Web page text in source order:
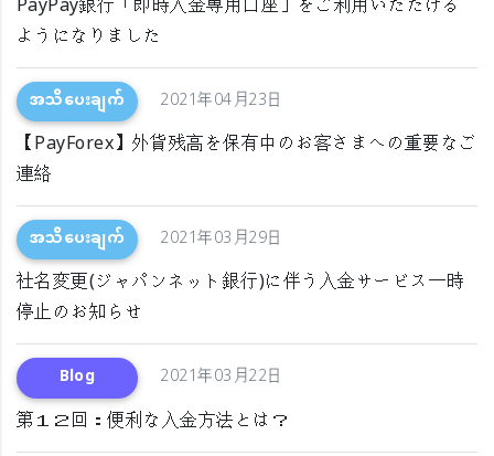
ようになりました
အသိပေးချက် 2021年04月23日
【PayForex】外貨残高を保有中のお客さまへの重要なご
連絡
အသိပေးချက် 2021年03月29日
社名変更(ジャパンネット銀行)に伴う入金サービス一時
停止のお知らせ
Blog 2021年03月22日
第１２回：便利な入金方法とは？